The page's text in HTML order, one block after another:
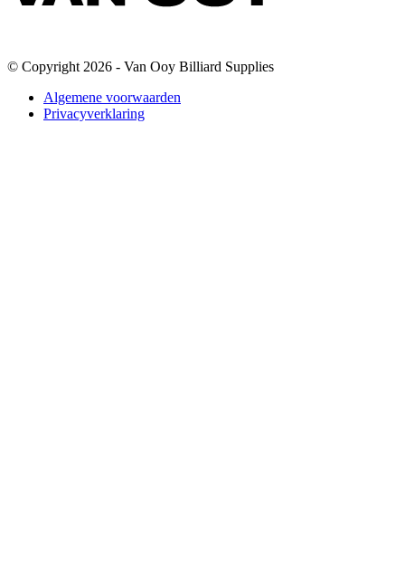
© Copyright 2026 - Van Ooy Billiard Supplies
Algemene voorwaarden
Privacyverklaring